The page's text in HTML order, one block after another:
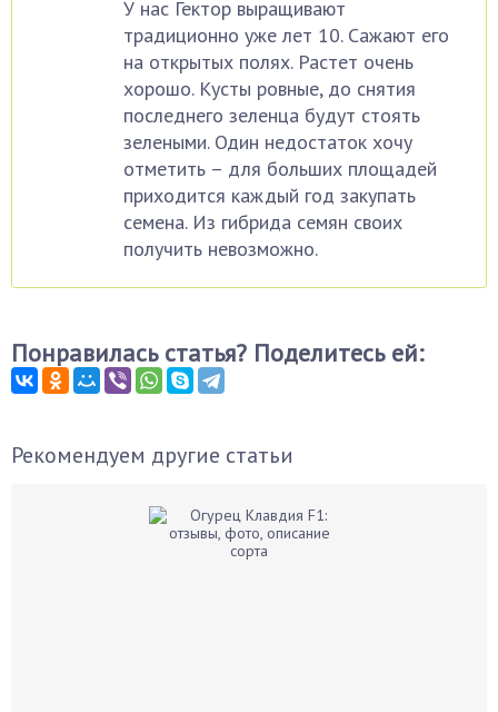
У нас Гектор выращивают
традиционно уже лет 10. Сажают его
на открытых полях. Растет очень
хорошо. Кусты ровные, до снятия
последнего зеленца будут стоять
зелеными. Один недостаток хочу
отметить – для больших площадей
приходится каждый год закупать
семена. Из гибрида семян своих
получить невозможно.
Понравилась статья? Поделитесь ей:
Рекомендуем другие статьи